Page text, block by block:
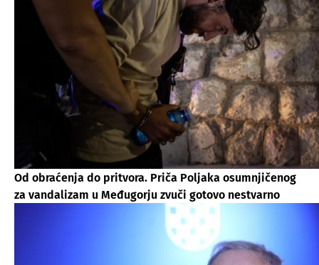
Od obraćenja do pritvora. Priča Poljaka osumnjičenog
za vandalizam u Međugorju zvuči gotovo nestvarno